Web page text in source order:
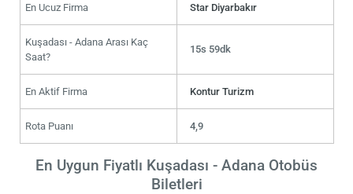
En Ucuz Firma Star Diyarbakır
Kuşadası - Adana Arası Kaç
Saat?
15s 59dk
En Aktif Firma Kontur Turizm
Rota Puanı 4,9
En Uygun Fiyatlı Kuşadası - Adana Otobüs
Biletleri